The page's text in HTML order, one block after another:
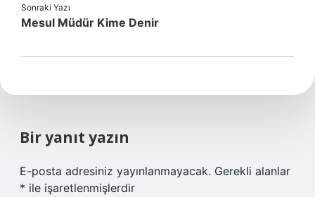
Sonraki Yazı
Mesul Müdür Kime Denir
Bir yanıt yazın
E-posta adresiniz yayınlanmayacak. Gerekli alanlar
* ile işaretlenmişlerdir